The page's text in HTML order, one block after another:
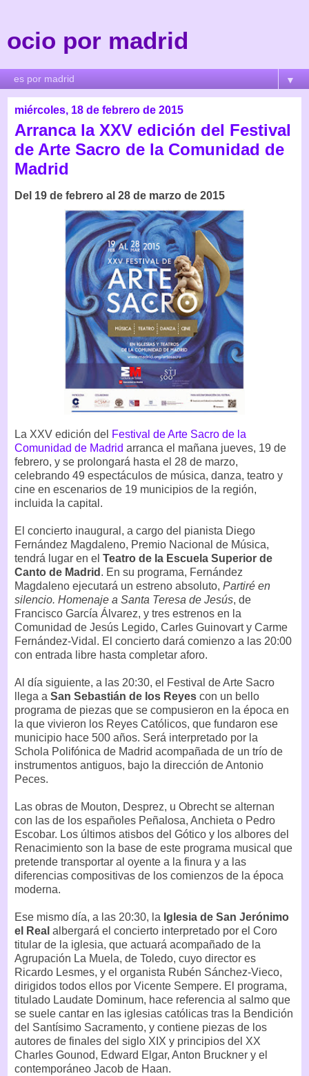
ocio por madrid
▼
miércoles, 18 de febrero de 2015
Arranca la XXV edición del Festival
de Arte Sacro de la Comunidad de
Madrid
Del 19 de febrero al 28 de marzo de 2015
La XXV edición del Festival de Arte Sacro de la
Comunidad de Madrid arranca el mañana jueves, 19 de
febrero, y se prolongará hasta el 28 de marzo,
celebrando 49 espectáculos de música, danza, teatro y
cine en escenarios de 19 municipios de la región,
incluida la capital.
El concierto inaugural, a cargo del pianista Diego
Fernández Magdaleno, Premio Nacional de Música,
tendrá lugar en el Teatro de la Escuela Superior de
Canto de Madrid . En su programa, Fernández
Magdaleno ejecutará un estreno absoluto, Partiré en
silencio. Homenaje a Santa Teresa de Jesús, de
Francisco García Álvarez, y tres estrenos en la
Comunidad de Jesús Legido, Carles Guinovart y Carme
Fernández-Vidal. El concierto dará comienzo a las 20:00
con entrada libre hasta completar aforo.
Al día siguiente, a las 20:30, el Festival de Arte Sacro
llega a San Sebastián de los Reyes con un bello
programa de piezas que se compusieron en la época en
la que vivieron los Reyes Católicos, que fundaron ese
municipio hace 500 años. Será interpretado por la
Schola Polifónica de Madrid acompañada de un trío de
instrumentos antiguos, bajo la dirección de Antonio
Peces.
Las obras de Mouton, Desprez, u Obrecht se alternan
con las de los españoles Peñalosa, Anchieta o Pedro
Escobar. Los últimos atisbos del Gótico y los albores del
Renacimiento son la base de este programa musical que
pretende transportar al oyente a la finura y a las
diferencias compositivas de los comienzos de la época
moderna.
Ese mismo día, a las 20:30, la Iglesia de San Jerónimo
el Real albergará el concierto interpretado por el Coro
titular de la iglesia, que actuará acompañado de la
Agrupación La Muela, de Toledo, cuyo director es
Ricardo Lesmes, y el organista Rubén Sánchez-Vieco,
dirigidos todos ellos por Vicente Sempere. El programa,
titulado Laudate Dominum, hace referencia al salmo que
se suele cantar en las iglesias católicas tras la Bendición
del Santísimo Sacramento, y contiene piezas de los
autores de finales del siglo XIX y principios del XX
Charles Gounod, Edward Elgar, Anton Bruckner y el
contemporáneo Jacob de Haan.